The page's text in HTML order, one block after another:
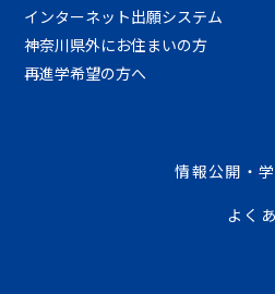
インターネット出願システム
神奈川県外にお住まいの方
再進学希望の方へ
情報公開・
よく